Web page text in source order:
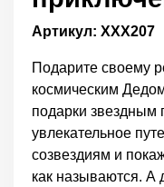
Артикул: ХХХ207
Подарите своему
космическим
подарки звездным
увлекательное
созвездиям и
как называются. А